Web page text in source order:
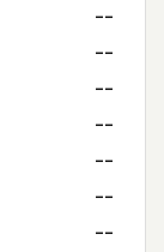
--
--
--
--
--
--
--